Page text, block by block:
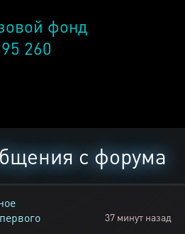
фонд
95 260
с форума
37 минут назад